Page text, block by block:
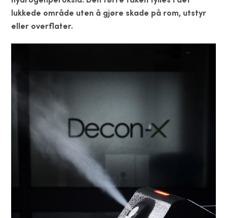
lukkede område uten å gjøre skade på rom, utstyr
eller overflater.